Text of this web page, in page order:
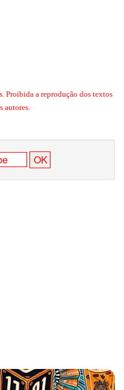
Proibida a reprodução dos textos
autores.